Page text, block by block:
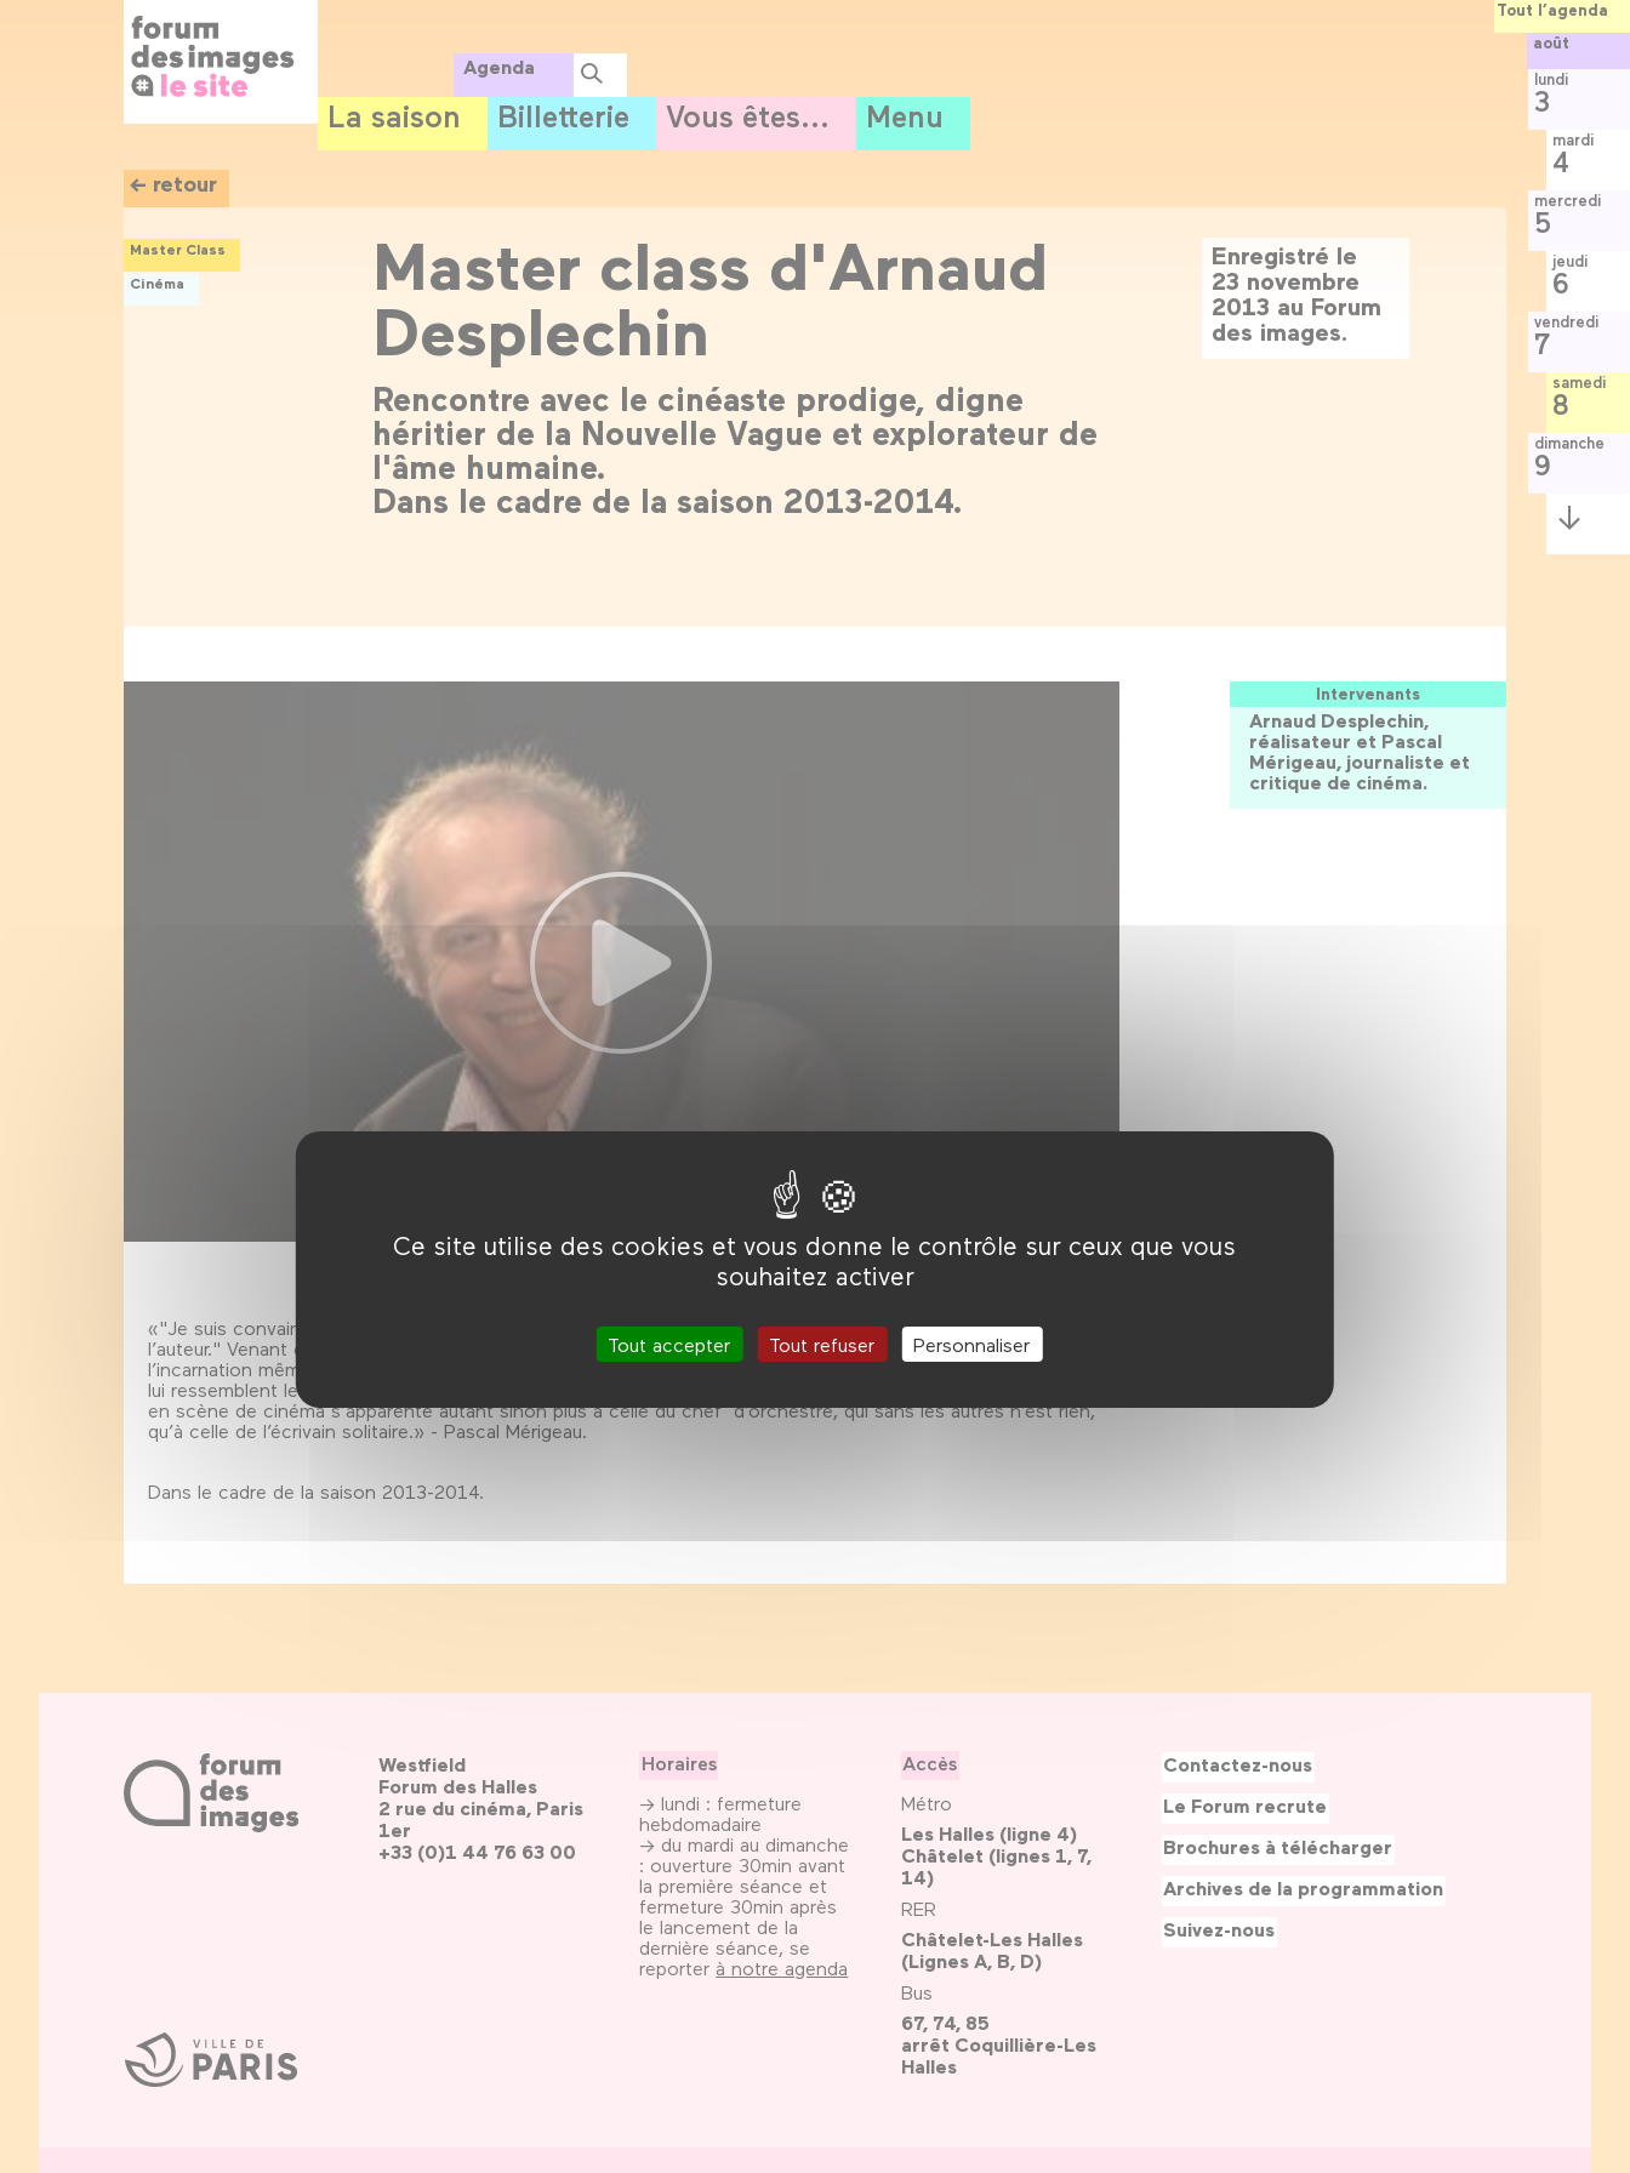
Ce site utilise des cookies et vous donne le contrôle sur ceux que vous
souhaitez activer
Tout accepter Tout refuser Personnaliser
Agenda
La saison Billetterie Vous êtes... Menu
← retour
Master Class
Cinéma
Enregistré le
23 novembre
2013 au Forum
des images.
Master class d'Arnaud
Desplechin
Rencontre avec le cinéaste prodige, digne
héritier de la Nouvelle Vague et explorateur de
l'âme humaine.
Dans le cadre de la saison 2013-2014.
Intervenants
Arnaud Desplechin,
réalisateur et Pascal
Mérigeau, journaliste et
critique de cinéma.
«"Je suis convaincu qu’un tiers du film est fait par les acteurs, un tiers par le spectateur, le dernier tiers par
l’auteur." Venant du cinéaste français préféré de la critique, en qui beaucoup n’hésitent pas à voir comme
l’incarnation même de l’auteur de films, la formule peut sans doute surprendre, elle est de celles pourtant qui
lui ressemblent le mieux. C’est qu’Arnaud Desplechin a compris depuis longtemps que la fonction de metteur
en scène de cinéma s’apparente autant sinon plus à celle du chef d’orchestre, qui sans les autres n’est rien,
qu’à celle de l’écrivain solitaire.» - Pascal Mérigeau.
Dans le cadre de la saison 2013-2014.
Tout l’agenda
août
lundi
3
mardi
4
mercredi
5
jeudi
6
vendredi
7
samedi
8
dimanche
9
Semaine
suivante
Ville
de
Paris
Westfield
Forum des Halles
2 rue du cinéma, Paris
1er
+33 (0)1 44 76 63 00
Horaires
→ lundi : fermeture
hebdomadaire
→ du mardi au dimanche
: ouverture 30min avant
la première séance et
fermeture 30min après
le lancement de la
dernière séance, se
reporter à notre agenda
Accès
Métro
Les Halles (ligne 4)
Châtelet (lignes 1, 7,
14)
RER
Châtelet-Les Halles
(Lignes A, B, D)
Bus
67, 74, 85
arrêt Coquillière-Les
Halles
Contactez-nous
Le Forum recrute
Brochures à télécharger
Archives de la programmation
Suivez-nous